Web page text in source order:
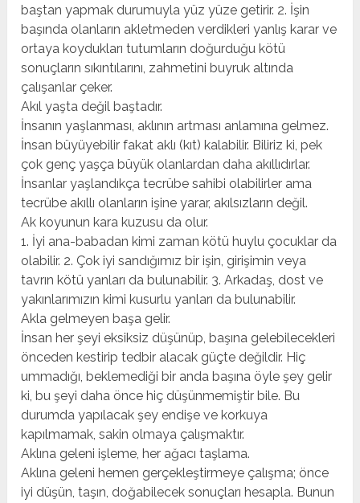
baştan yapmak durumuyla yüz yüze getirir. 2. İşin
başında olanların akletmeden verdikleri yanlış karar ve
ortaya koydukları tutumların doğurduğu kötü
sonuçların sıkıntılarını, zahmetini buyruk altında
çalışanlar çeker.
Akıl yaşta değil baştadır.
İnsanın yaşlanması, aklının artması anlamına gelmez.
İnsan büyüyebilir fakat aklı (kıt) kalabilir. Biliriz ki, pek
çok genç yaşça büyük olanlardan daha akıllıdırlar.
İnsanlar yaşlandıkça tecrübe sahibi olabilirler ama
tecrübe akıllı olanların işine yarar, akılsızların değil.
Ak koyunun kara kuzusu da olur.
1. İyi ana-babadan kimi zaman kötü huylu çocuklar da
olabilir. 2. Çok iyi sandığımız bir işin, girişimin veya
tavrın kötü yanları da bulunabilir. 3. Arkadaş, dost ve
yakınlarımızın kimi kusurlu yanları da bulunabilir.
Akla gelmeyen başa gelir.
İnsan her şeyi eksiksiz düşünüp, başına gelebilecekleri
önceden kestirip tedbir alacak güçte değildir. Hiç
ummadığı, beklemediği bir anda başına öyle şey gelir
ki, bu şeyi daha önce hiç düşünmemiştir bile. Bu
durumda yapılacak şey endişe ve korkuya
kapılmamak, sakin olmaya çalışmaktır.
Aklına geleni işleme, her ağacı taşlama.
Aklına geleni hemen gerçekleştirmeye çalışma; önce
iyi düşün, taşın, doğabilecek sonuçları hesapla. Bunun